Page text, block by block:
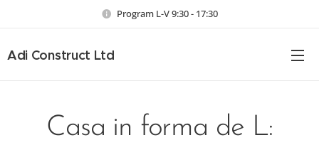
Program L-V 9:30 - 17:30
Adi Construct Ltd
Casa in forma de L: